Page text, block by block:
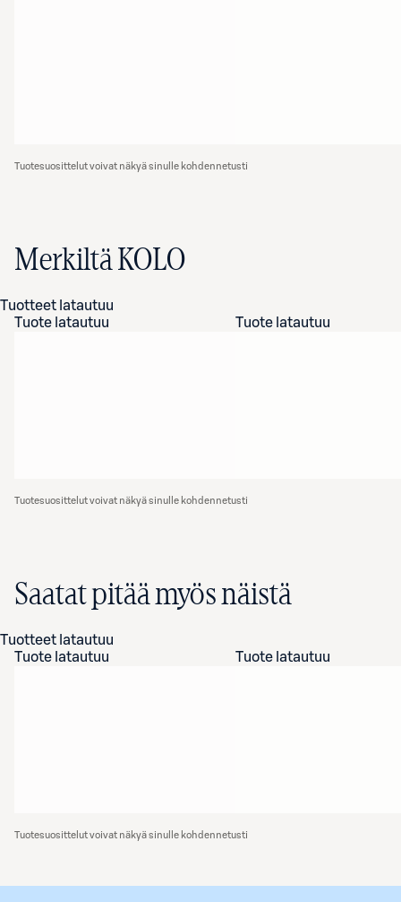
Tuotesuosittelut voivat näkyä sinulle kohdennetusti
Merkiltä KOLO
Tuotteet latautuu
Tuote latautuu
Tuote latautuu
Tuotesuosittelut voivat näkyä sinulle kohdennetusti
Saatat pitää myös näistä
Tuotteet latautuu
Tuote latautuu
Tuote latautuu
Tuotesuosittelut voivat näkyä sinulle kohdennetusti